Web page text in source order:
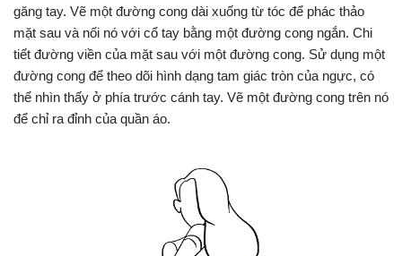
găng tay. Vẽ một đường cong dài xuống từ tóc để phác thảo
mặt sau và nối nó với cổ tay bằng một đường cong ngắn. Chi
tiết đường viền của mặt sau với một đường cong. Sử dụng một
đường cong để theo dõi hình dạng tam giác tròn của ngực, có
thể nhìn thấy ở phía trước cánh tay. Vẽ một đường cong trên nó
để chỉ ra đỉnh của quần áo.